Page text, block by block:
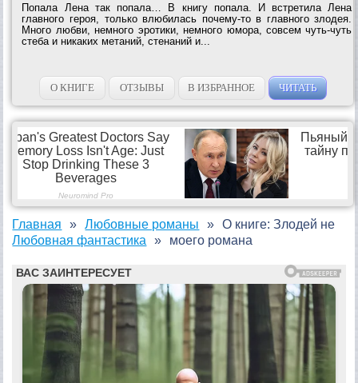
Попала Лена так попала… В книгу попала. И встретила Лена
главного героя, только влюбилась почему-то в главного злодея.
Много любви, немного эротики, немного юмора, совсем чуть-чуть
стеба и никаких метаний, стенаний и...
О КНИГЕ ОТЗЫВЫ В ИЗБРАННОЕ ЧИТАТЬ
Главная
Любовные романы
Любовная фантастика
О книге: Злодей не
моего романа